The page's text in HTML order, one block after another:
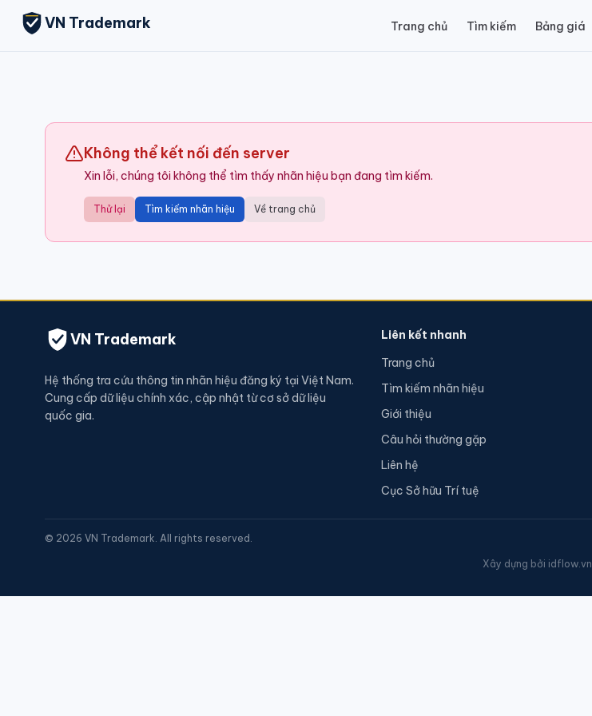
VN Trademark Trang chủ Tìm kiếm Bảng giá
Không thể kết nối đến server
Xin lỗi, chúng tôi không thể tìm thấy nhãn hiệu bạn đang tìm kiếm.
Thử lại Tìm kiếm nhãn hiệu Về trang chủ
VN Trademark
Hệ thống tra cứu thông tin nhãn hiệu đăng ký tại Việt Nam.
Cung cấp dữ liệu chính xác, cập nhật từ cơ sở dữ liệu
quốc gia.
Liên kết nhanh
Trang chủ
Tìm kiếm nhãn hiệu
Giới thiệu
Câu hỏi thường gặp
Liên hệ
Cục Sở hữu Trí tuệ
© 2026 VN Trademark. All rights reserved.
Xây dựng bởi idflow.vn